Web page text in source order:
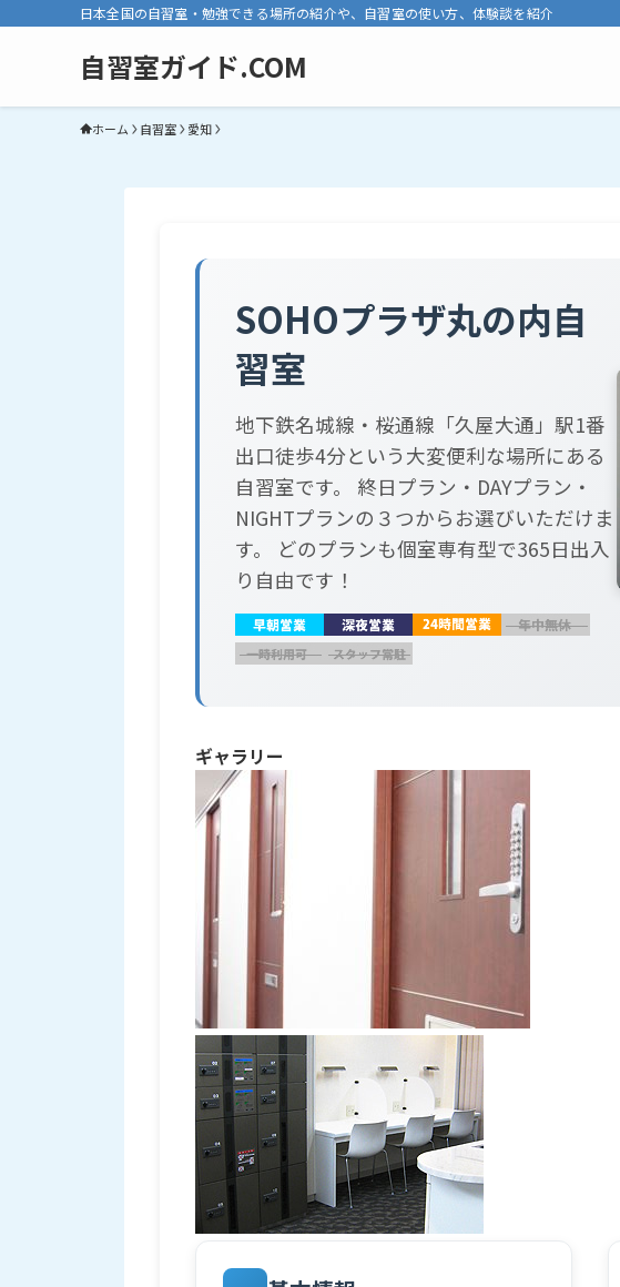
日本全国の自習室・勉強できる場所の紹介や、自習室の使い方、体験談を紹介
自習室ガイド.COM
ホーム 自習室 愛知
SOHOプラザ丸の内自
習室
地下鉄名城線・桜通線「久屋大通」駅1番
出口徒歩4分という大変便利な場所にある
自習室です。 終日プラン・DAYプラン・
NIGHTプランの３つからお選びいただけま
す。 どのプランも個室専有型で365日出入
り自由です！
ギャラリー